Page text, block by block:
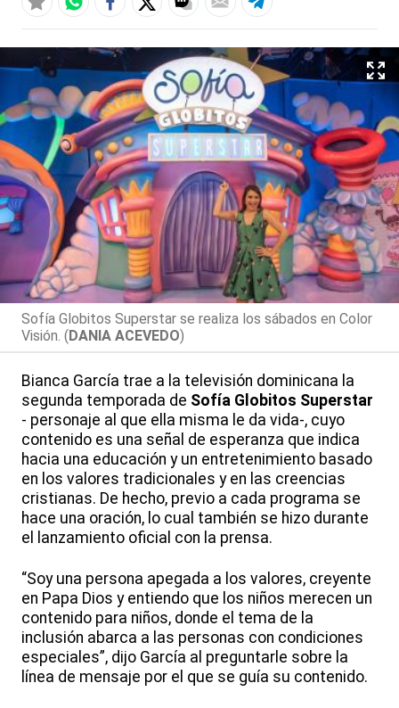
Sofía Globitos Superstar se realiza los sábados en Color
Visión. (DANIA ACEVEDO)
Bianca García trae a la televisión dominicana la
segunda temporada de Sofía Globitos Superstar
- personaje al que ella misma le da vida-, cuyo
contenido es una señal de esperanza que indica
hacia una educación y un entretenimiento basado
en los valores tradicionales y en las creencias
cristianas. De hecho, previo a cada programa se
hace una oración, lo cual también se hizo durante
el lanzamiento oficial con la prensa.
“Soy una persona apegada a los valores, creyente
en Papa Dios y entiendo que los niños merecen un
contenido para niños, donde el tema de la
inclusión abarca a las personas con condiciones
especiales”, dijo García al preguntarle sobre la
línea de mensaje por el que se guía su contenido.